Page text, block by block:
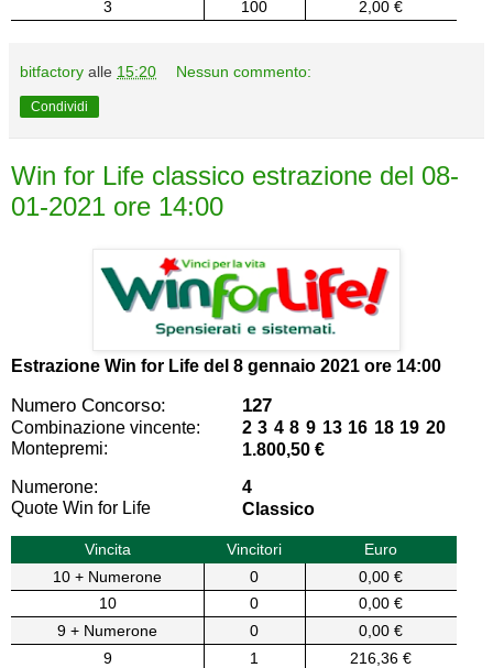
3
100 2,00 €
bitfactory alle 15:20 Nessun commento:
Condividi
Win for Life classico estrazione del 08-
01-2021 ore 14:00
Estrazione Win for Life del 8 gennaio 2021 ore 14:00
Numero Concorso: 127
Combinazione vincente:
2 3 4 8 9 13 16 18 19 20
Montepremi:
1.800,50 €
Numerone:
4
Quote Win for Life
Classico
Vincita Vincitori
Euro
10 + Numerone
0
0,00 €
10
0
0,00 €
9 + Numerone
0
0,00 €
9
1
216,36 €